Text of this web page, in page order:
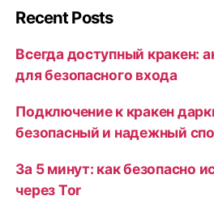
Recent Posts
Всегда доступный кракен:
для безопасного входа
Подключение к кракен
безопасный и надежный
За 5 минут: как безопасно
через Tor